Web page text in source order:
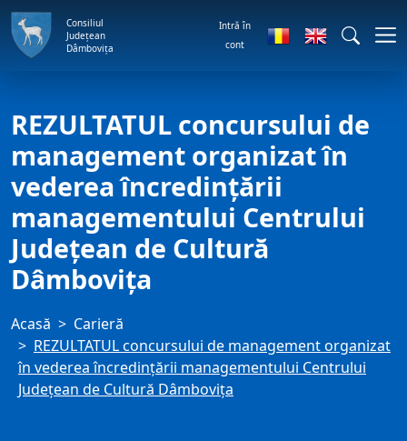
Consiliul
Județean
Dâmbovița
Intră în
cont
REZULTATUL concursului de
management organizat în
vederea încredinţării
managementului Centrului
Judeţean de Cultură
Dâmboviţa
Acasă
Carieră
REZULTATUL concursului de management organizat
în vederea încredinţării managementului Centrului
Judeţean de Cultură Dâmboviţa